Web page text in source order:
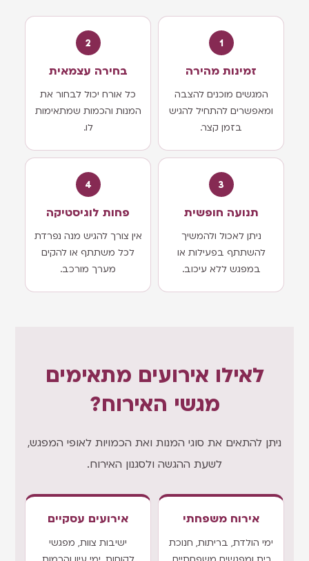
1
זמינות מהירה
המגשים מוכנים להצבה
ומאפשרים להתחיל להגיש
בזמן קצר.
2
בחירה עצמאית
כל אורח יכול לבחור את
המנות והכמות שמתאימות
לו.
3
תנועה חופשית
ניתן לאכול ולהמשיך
להשתתף בפעילות או
במפגש ללא עיכוב.
4
פחות לוגיסטיקה
אין צורך להגיש מנה נפרדת
לכל משתתף או להקים
מערך מורכב.
לאילו אירועים מתאימים
מגשי האירוח?
ניתן להתאים את סוגי המנות ואת הכמויות לאופי המפגש,
לשעת ההגשה ולסגנון האירוח.
אירוח משפחתי
ימי הולדת, בריתות, חנוכת
אירועים עסקיים
ישיבות צוות, מפגשי